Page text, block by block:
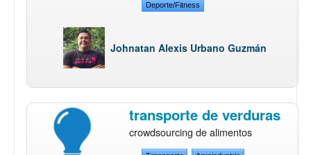
Deporte/Fitness
Johnatan Alexis Urbano Guzmán
transporte de verduras
crowdsourcing de alimentos